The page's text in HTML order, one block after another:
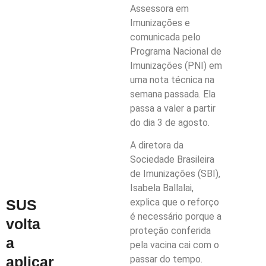
SUS
volta
a
aplicar
Assessora em
Imunizações e
comunicada pelo
Programa Nacional de
Imunizações (PNI) em
uma nota técnica na
semana passada. Ela
passa a valer a partir
do dia 3 de agosto.
A diretora da
Sociedade Brasileira
de Imunizações (SBI),
Isabela Ballalai,
explica que o reforço
é necessário porque a
proteção conferida
pela vacina cai com o
passar do tempo.